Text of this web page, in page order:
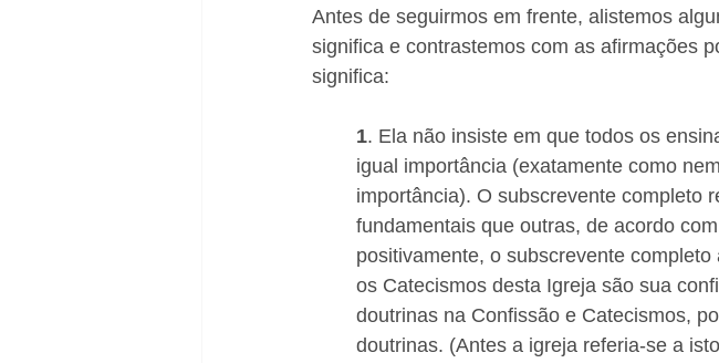
Antes de seguirmos em frente, alistemos
significa e contrastemos com as afirmações
significa:
1. Ela não insiste em que todos os
igual importância (exatamente como
importância). O subscrevente completo
fundamentais que outras, de acordo
positivamente, o subscrevente
os Catecismos desta Igreja são sua
doutrinas na Confissão e Catecismos,
doutrinas. (Antes a igreja referia-se a